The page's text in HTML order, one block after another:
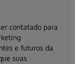
contatado para
e futuros da
suas